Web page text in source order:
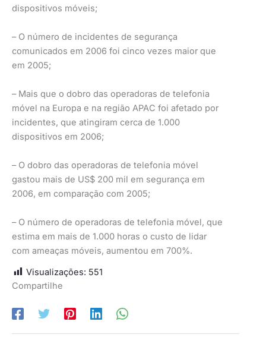
dispositivos móveis;
– O número de incidentes de segurança
comunicados em 2006 foi cinco vezes maior que
em 2005;
– Mais que o dobro das operadoras de telefonia
móvel na Europa e na região APAC foi afetado por
incidentes, que atingiram cerca de 1.000
dispositivos em 2006;
– O dobro das operadoras de telefonia móvel
gastou mais de US$ 200 mil em segurança em
2006, em comparação com 2005;
– O número de operadoras de telefonia móvel, que
estima em mais de 1.000 horas o custo de lidar
com ameaças móveis, aumentou em 700%.
Visualizações: 551
Compartilhe